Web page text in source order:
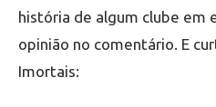
história de algum clube em
opinião no comentário. E
Imortais: